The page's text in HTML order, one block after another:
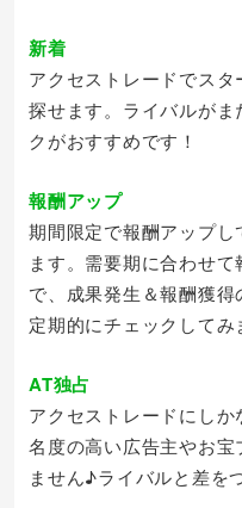
新着
アクセストレードでス
探せます。ライバルが
クがおすすめです！
報酬アップ
期間限定で報酬アップ
ます。需要期に合わせ
で、成果発生＆報酬獲
定期的にチェックしてみ
AT独占
アクセストレードにし
名度の高い広告主やお
ません♪ライバルと差を